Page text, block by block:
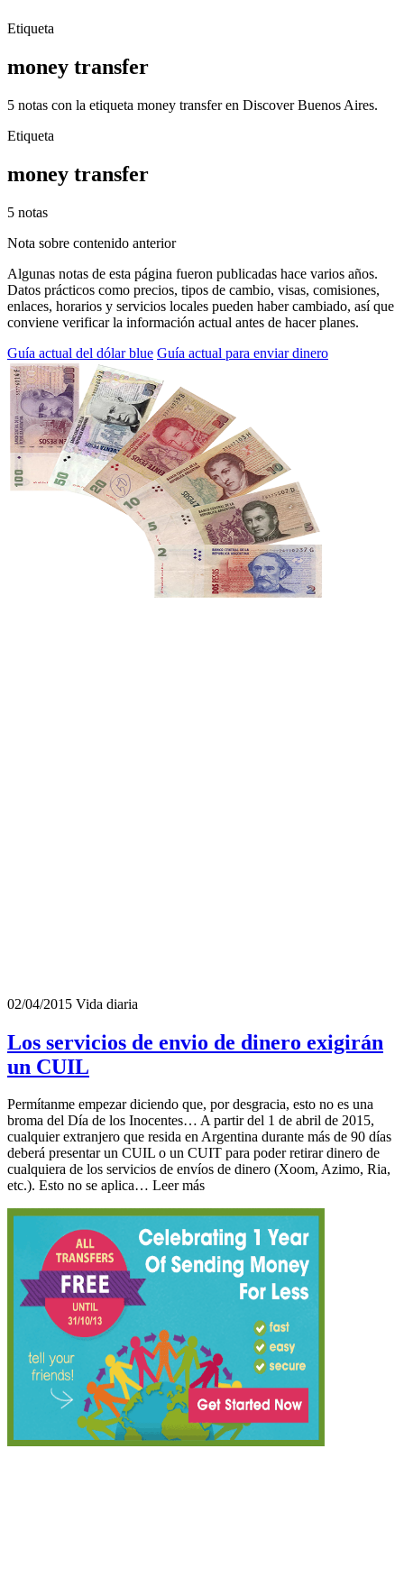
Etiqueta
money transfer
5 notas con la etiqueta money transfer en Discover Buenos Aires.
Etiqueta
money transfer
5 notas
Nota sobre contenido anterior
Algunas notas de esta página fueron publicadas hace varios años.
Datos prácticos como precios, tipos de cambio, visas, comisiones,
enlaces, horarios y servicios locales pueden haber cambiado, así que
conviene verificar la información actual antes de hacer planes.
Guía actual del dólar blue Guía actual para enviar dinero
02/04/2015 Vida diaria
Los servicios de envio de dinero exigirán
un CUIL
Permítanme empezar diciendo que, por desgracia, esto no es una
broma del Día de los Inocentes… A partir del 1 de abril de 2015,
cualquier extranjero que resida en Argentina durante más de 90 días
deberá presentar un CUIL o un CUIT para poder retirar dinero de
cualquiera de los servicios de envíos de dinero (Xoom, Azimo, Ria,
etc.). Esto no se aplica… Leer más